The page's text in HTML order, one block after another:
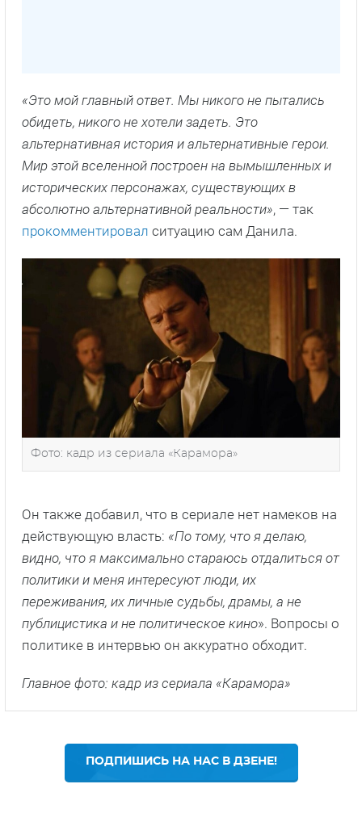
«Это мой главный ответ. Мы никого не пытались
обидеть, никого не хотели задеть. Это
альтернативная история и альтернативные герои.
Мир этой вселенной построен на вымышленных и
исторических персонажах, существующих в
абсолютно альтернативной реальности», — так
прокомментировал ситуацию сам Данила.
Фото: кадр из сериала «Карамора»
Он также добавил, что в сериале нет намеков на
действующую власть: «По тому, что я делаю,
видно, что я максимально стараюсь отдалиться от
политики и меня интересуют люди, их
переживания, их личные судьбы, драмы, а не
публицистика и не политическое кино». Вопросы о
политике в интервью он аккуратно обходит.
Главное фото: кадр из сериала «Карамора»
ПОДПИШИСЬ НА НАС В ДЗЕНЕ!